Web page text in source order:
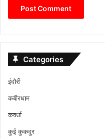
Categories
इंदौरी
कबीरधाम
कवर्धा
कुई कुकदुर